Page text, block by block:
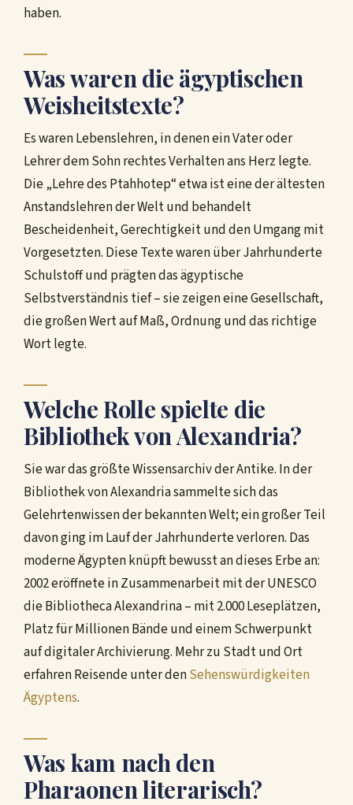
haben.
Was waren die ägyptischen
Weisheitstexte?
Es waren Lebenslehren, in denen ein Vater oder
Lehrer dem Sohn rechtes Verhalten ans Herz legte.
Die „Lehre des Ptahhotep“ etwa ist eine der ältesten
Anstandslehren der Welt und behandelt
Bescheidenheit, Gerechtigkeit und den Umgang mit
Vorgesetzten. Diese Texte waren über Jahrhunderte
Schulstoff und prägten das ägyptische
Selbstverständnis tief – sie zeigen eine Gesellschaft,
die großen Wert auf Maß, Ordnung und das richtige
Wort legte.
Welche Rolle spielte die
Bibliothek von Alexandria?
Sie war das größte Wissensarchiv der Antike. In der
Bibliothek von Alexandria sammelte sich das
Gelehrtenwissen der bekannten Welt; ein großer Teil
davon ging im Lauf der Jahrhunderte verloren. Das
moderne Ägypten knüpft bewusst an dieses Erbe an:
2002 eröffnete in Zusammenarbeit mit der UNESCO
die Bibliotheca Alexandrina – mit 2.000 Leseplätzen,
Platz für Millionen Bände und einem Schwerpunkt
auf digitaler Archivierung. Mehr zu Stadt und Ort
erfahren Reisende unter denSehenswürdigkeiten
Ägyptens.
Was kam nach den
Pharaonen literarisch?